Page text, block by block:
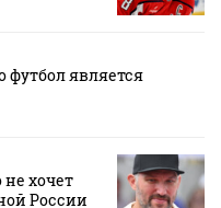
футбол является
хочет
России